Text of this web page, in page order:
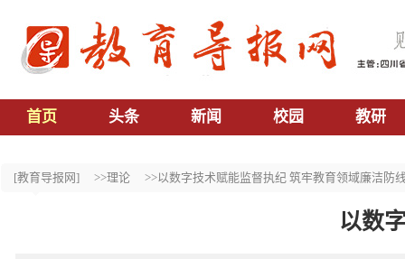
首页 头条 新闻 校园 教研
[教育导报网] >>理论 >>以数字技术赋能监督执纪 筑牢教育领域廉洁防
以数